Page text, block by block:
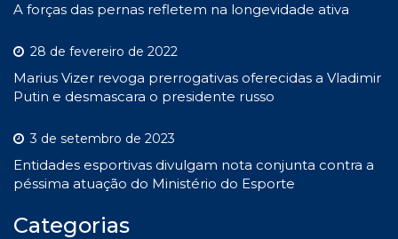
A forças das pernas refletem na longevidade ativa
28 de fevereiro de 2022
Marius Vizer revoga prerrogativas oferecidas a Vladimir
Putin e desmascara o presidente russo
3 de setembro de 2023
Entidades esportivas divulgam nota conjunta contra a
péssima atuação do Ministério do Esporte
Categorias